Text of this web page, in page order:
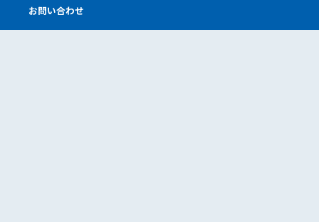
お問い合わせ